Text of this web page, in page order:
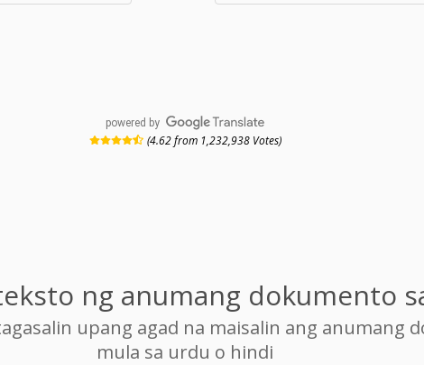
powered by
(4.62 from 1,232,938 Votes)
ng anumang dokumento
upang agad na maisalin ang anumang
mula sa urdu o hindi